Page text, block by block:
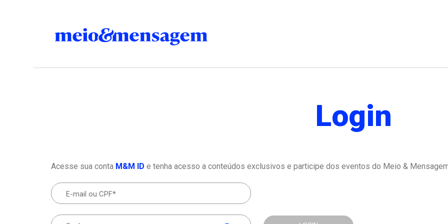
Login
Acesse sua conta M&M ID e tenha acesso a conteúdos exclusivos e participe dos eventos do Meio &